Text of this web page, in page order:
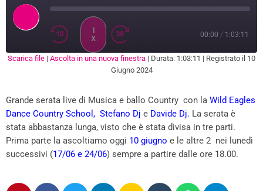
1
X
00:00 / 1:03:11
LINK
EMBED
Scarica file | Ascolta in una nuova finestra | Durata: 1:03:11 | Registrato il 10
Giugno 2024
Grande serata live di Musica e ballo Country con la Wild Eagles
Dance Country School, Stefano Dj e Davide Dj. La serata è
stata abbastanza lunga, visto che è stata divisa in tre parti.
Prima parte la ascoltiamo oggi 10 giugno e le altre 2 nei lunedì
successivi (17/06 e 24/06) sempre a partire dalle ore 18.00.